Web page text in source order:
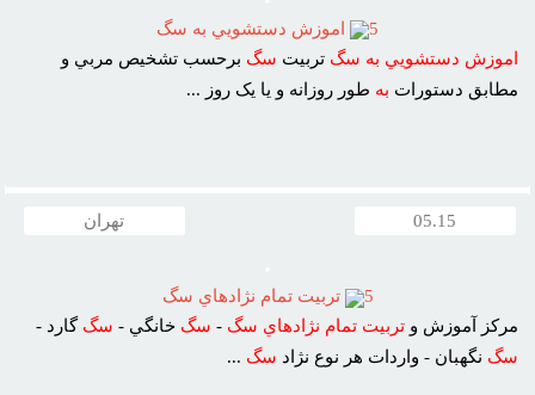
5
اموزش دستشويي به سگ
اموزش دستشويي به سگ تربيت سگ برحسب تشخيص مربي و
مطابق دستورات به طور روزانه و يا يک روز ...
05.15 تهران
5
تربيت تمام نژادهاي سگ
مرکز آموزش وتربيت تمام نژادهاي سگ - سگ خانگي - سگ گارد -
سگ نگهبان - واردات هر نوع نژاد سگ ...